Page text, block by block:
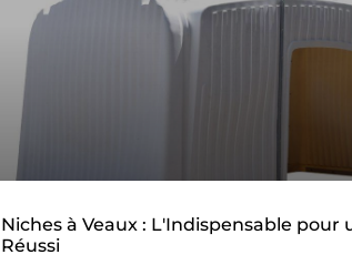
Niches à Veaux : L'Indispensable pour
Réussi